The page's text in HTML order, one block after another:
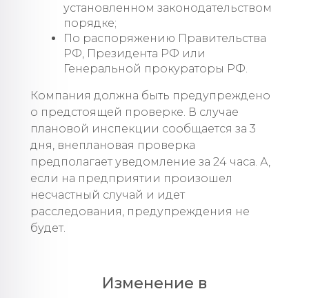
установленном законодательством
порядке;
По распоряжению Правительства
РФ, Президента РФ или
Генеральной прокураторы РФ.
Компания должна быть предупреждено
о предстоящей проверке. В случае
плановой инспекции сообщается за 3
дня, внеплановая проверка
предполагает уведомление за 24 часа. А,
если на предприятии произошел
несчастный случай и идет
расследования, предупреждения не
будет.
Изменение в